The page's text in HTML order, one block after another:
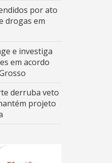
por ato
drogas em
e investiga
em acordo
derruba veto
projeto